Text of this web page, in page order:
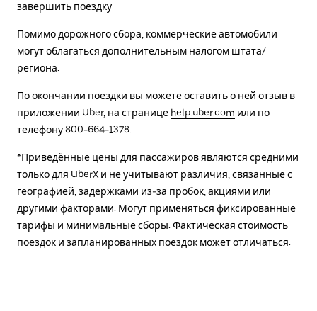
завершить поездку.
Помимо дорожного сбора, коммерческие автомобили
могут облагаться дополнительным налогом штата/
региона.
По окончании поездки вы можете оставить о ней отзыв в
приложении Uber, на странице help.uber.com или по
телефону 800-664-1378.
*Приведённые цены для пассажиров являются средними
только для UberX и не учитывают различия, связанные с
географией, задержками из-за пробок, акциями или
другими факторами. Могут применяться фиксированные
тарифы и минимальные сборы. Фактическая стоимость
поездок и запланированных поездок может отличаться.